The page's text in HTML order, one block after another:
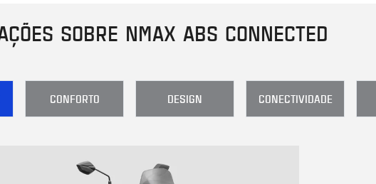
SOBRE NMAX ABS CONNECTED
CONFORTO DESIGN CONECTIVIDADE